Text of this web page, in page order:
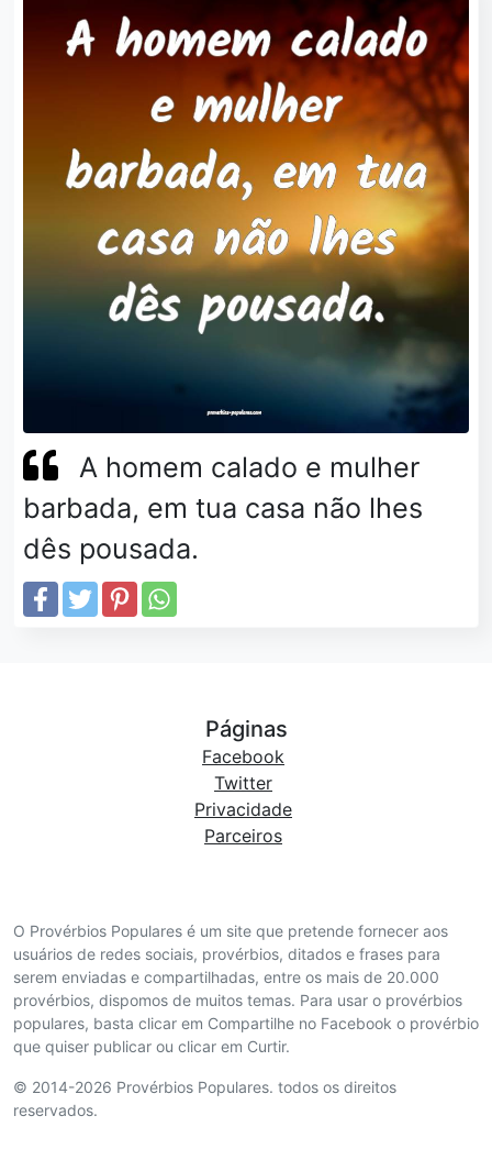
A homem calado e mulher
barbada, em tua casa não lhes
dês pousada.
O Provérbios Populares é um site que pretende fornecer aos
usuários de redes sociais, provérbios, ditados e frases para
serem enviadas e compartilhadas, entre os mais de 20.000
provérbios, dispomos de muitos temas. Para usar o provérbios
populares, basta clicar em Compartilhe no Facebook o provérbio
que quiser publicar ou clicar em Curtir.
© 2014-2026 Provérbios Populares. todos os direitos
reservados.
Páginas
Facebook
Twitter
Privacidade
Parceiros